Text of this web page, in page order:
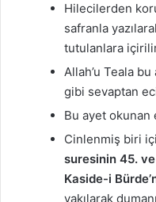
Hilecilerden
safranla
tutulanlara
Allah’u Teala
gibi sevaptan
Bu ayet okunan
Cinlenmiş biri
suresinin 45.
Kaside-i
yakılarak